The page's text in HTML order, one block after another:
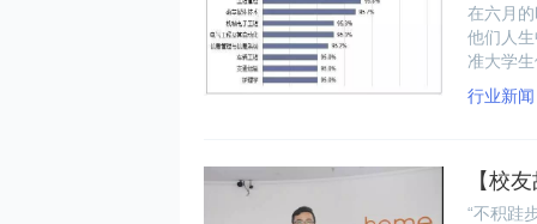
在六月
他们人
准大学
什么样
景”看，
行业新闻
【校
“不积跬